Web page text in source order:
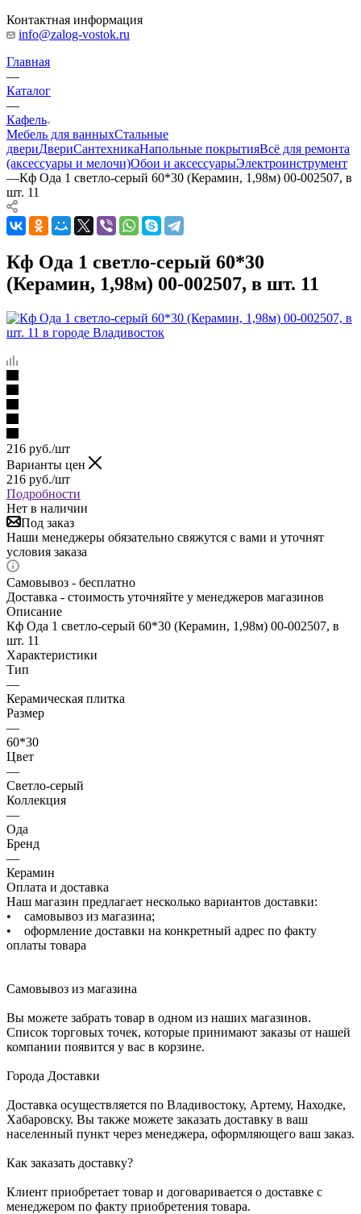
Контактная информация
info@zalog-vostok.ru
Главная
—
Каталог
—
Кафель
Мебель для ванныхСтальные
двериДвериСантехникаНапольные покрытияВсё для ремонта
(аксессуары и мелочи)Обои и аксессуарыЭлектроинструмент
—Кф Ода 1 светло-серый 60*30 (Керамин, 1,98м) 00-002507, в
шт. 11
Кф Ода 1 светло-серый 60*30
(Керамин, 1,98м) 00-002507, в шт. 11
216 руб./шт
Варианты цен
216 руб./шт
Подробности
Нет в наличии
Под заказ
Наши менеджеры обязательно свяжутся с вами и уточнят
условия заказа
Самовывоз - бесплатно
Доставка - стоимость уточняйте у менеджеров магазинов
Описание
Кф Ода 1 светло-серый 60*30 (Керамин, 1,98м) 00-002507, в
шт. 11
Характеристики
Тип
—
Керамическая плитка
Размер
—
60*30
Цвет
—
Светло-серый
Коллекция
—
Ода
Бренд
—
Керамин
Оплата и доставка
Наш магазин предлагает несколько вариантов доставки:
• самовывоз из магазина;
• оформление доставки на конкретный адрес по факту
оплаты товара
Самовывоз из магазина
Вы можете забрать товар в одном из наших магазинов.
Список торговых точек, которые принимают заказы от нашей
компании появится у вас в корзине.
Города Доставки
Доставка осуществляется по Владивостоку, Артему, Находке,
Хабаровску. Вы также можете заказать доставку в ваш
населенный пункт через менеджера, оформляющего ваш заказ.
Как заказать доставку?
Клиент приобретает товар и договаривается о доставке с
менеджером по факту приобретения товара.